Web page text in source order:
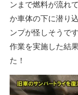
ンまで燃料が流れ
か車体の下に潜り
ンプが怪しそうで
作業を実施した結
た！